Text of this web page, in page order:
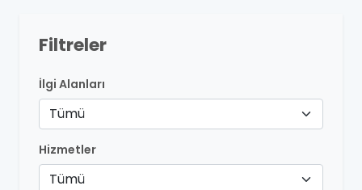
Filtreler
İlgi Alanları
Tümü
Hizmetler
Tümü